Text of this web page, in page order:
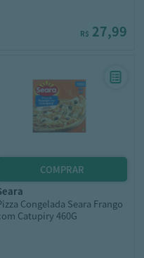
R$ 27,99
seara
Congelada Seara Frango
Catupiry 460G